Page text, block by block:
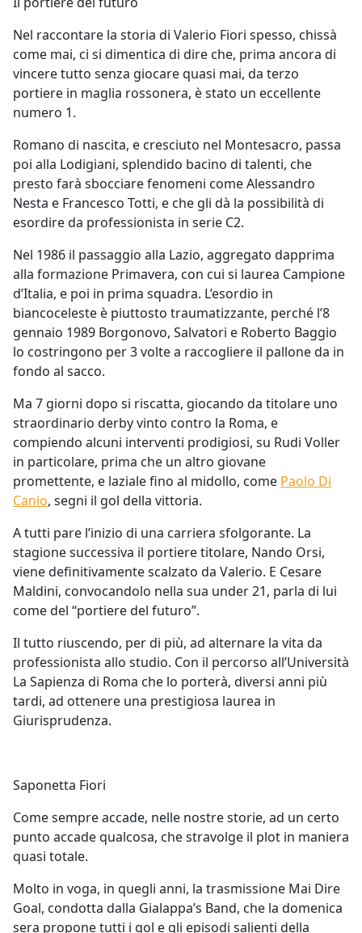
Nel raccontare la storia di Valerio Fiori spesso, chissà
come mai, ci si dimentica di dire che, prima ancora di
vincere tutto senza giocare quasi mai, da terzo
portiere in maglia rossonera, è stato un eccellente
numero 1.
Romano di nascita, e cresciuto nel Montesacro, passa
poi alla Lodigiani, splendido bacino di talenti, che
presto farà sbocciare fenomeni come Alessandro
Nesta e Francesco Totti, e che gli dà la possibilità di
esordire da professionista in serie C2.
Nel 1986 il passaggio alla Lazio, aggregato dapprima
alla formazione Primavera, con cui si laurea Campione
d’Italia, e poi in prima squadra. L’esordio in
biancoceleste è piuttosto traumatizzante, perché l’8
gennaio 1989 Borgonovo, Salvatori e Roberto Baggio
lo costringono per 3 volte a raccogliere il pallone da in
fondo al sacco.
Ma 7 giorni dopo si riscatta, giocando da titolare uno
straordinario derby vinto contro la Roma, e
compiendo alcuni interventi prodigiosi, su Rudi Voller
in particolare, prima che un altro giovane
promettente, e laziale fino al midollo, come Paolo Di
Canio, segni il gol della vittoria.
A tutti pare l’inizio di una carriera sfolgorante. La
stagione successiva il portiere titolare, Nando Orsi,
viene definitivamente scalzato da Valerio. E Cesare
Maldini, convocandolo nella sua under 21, parla di lui
come del “portiere del futuro”.
Il tutto riuscendo, per di più, ad alternare la vita da
professionista allo studio. Con il percorso all’Università
La Sapienza di Roma che lo porterà, diversi anni più
tardi, ad ottenere una prestigiosa laurea in
Giurisprudenza.
Saponetta Fiori
Come sempre accade, nelle nostre storie, ad un certo
punto accade qualcosa, che stravolge il plot in maniera
quasi totale.
Molto in voga, in quegli anni, la trasmissione Mai Dire
Goal, condotta dalla Gialappa’s Band, che la domenica
sera propone tutti i gol e gli episodi salienti della